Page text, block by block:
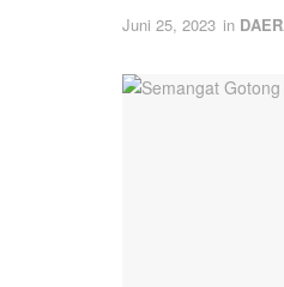
Juni 25, 2023 in